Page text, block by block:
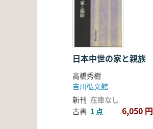
日本中世の家と親族
高橋秀樹
吉川弘文館
新刊 在庫なし
古書 1 点 6,050 円